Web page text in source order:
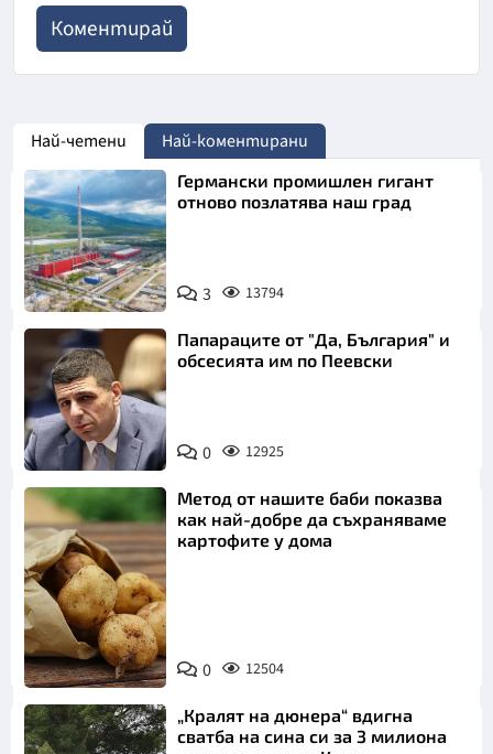
Най-четени Най-коментирани
Германски промишлен гигант
отново позлатява наш град
3 13794
Папараците от "Да, България" и
обсесията им по Пеевски
0 12925
Снимка:
Пиксабей
Метод от нашите баби показва
как най-добре да съхраняваме
картофите у дома
0 12504
„Кралят на дюнера“ вдигна
сватба на сина си за 3 милиона